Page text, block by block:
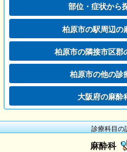
部位・症状から
柏原市の駅周辺の
柏原市の隣接市区郡
柏原市の他の診
大阪府の麻酔
診療科目の
麻酔科